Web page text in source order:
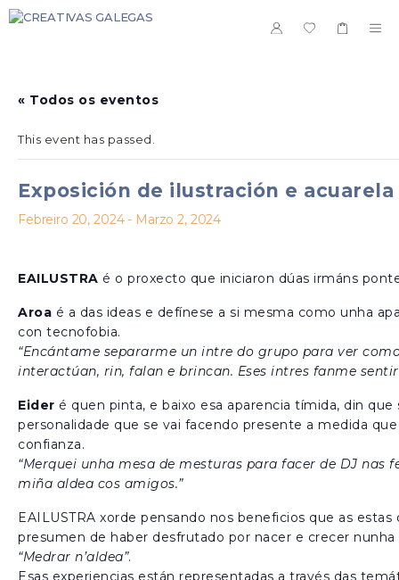
Saltar
ao
« Todos os eventos
This event has passed.
Exposición de ilustración e acuarela
Febreiro 20, 2024- Marzo 2, 2024
EAILUSTRA é o proxecto que iniciaron dúas irmáns
Aroa é a das ideas e defínese a si mesma como unha
con tecnofobia.
“Encántame separarme un intre do grupo para ver
interactúan, rin, falan e brincan. Eses intres fanme
Eider é quen pinta, e baixo esa aparencia tímida, din
personalidade que se vai facendo presente a medida
confianza.
“Merquei unha mesa de mesturas para facer de DJ nas
miña aldea cos amigos.”
EAILUSTRA xorde pensando nos beneficios que as estas
presumen de haber desfrutado por nacer e crecer nunha
“Medrar n’aldea”.
Esas experiencias están representadas a través das